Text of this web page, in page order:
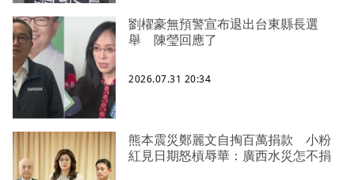
劉櫂豪無預警宣布退出台東縣長選
舉 陳瑩回應了
2026.07.31 20:34
熊本震災鄭麗文自掏百萬捐款 小粉
紅見日期怒槓辱華：廣西水災怎不捐